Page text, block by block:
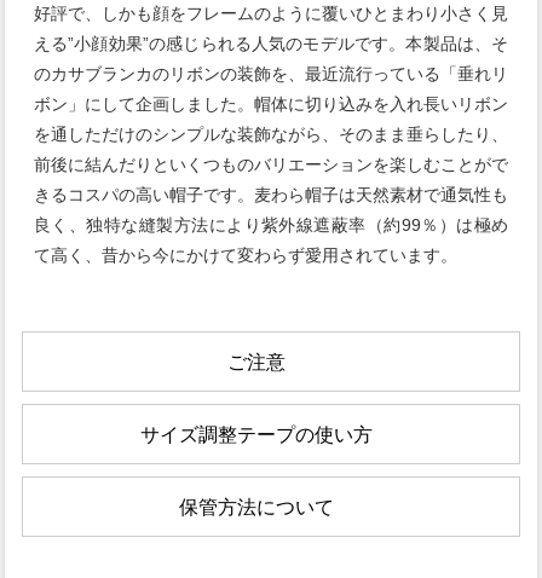
好評で、しかも顔をフレームのように覆いひとまわり小さく見
える”小顔効果”の感じられる人気のモデルです。本製品は、そ
のカサブランカのリボンの装飾を、最近流行っている「垂れリ
ボン」にして企画しました。帽体に切り込みを入れ長いリボン
を通しただけのシンプルな装飾ながら、そのまま垂らしたり、
前後に結んだりといくつものバリエーションを楽しむことがで
きるコスパの高い帽子です。麦わら帽子は天然素材で通気性も
良く、独特な縫製方法により紫外線遮蔽率（約99％）は極め
て高く、昔から今にかけて変わらず愛用されています。
ご注意
サイズ調整テープの使い方
保管方法について